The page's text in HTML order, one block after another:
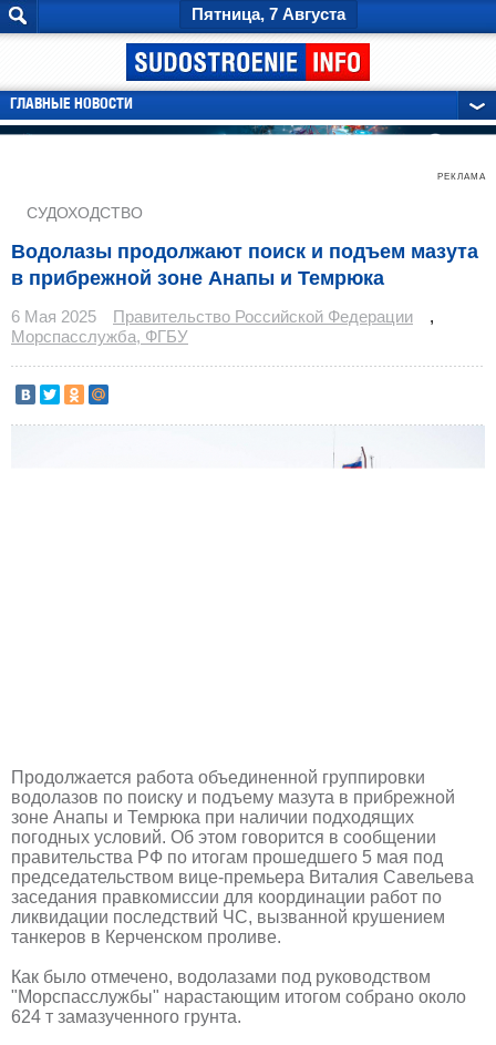
Пятница, 7 Августа
ГЛАВНЫЕ НОВОСТИ
РЕКЛАМА
СУДОХОДСТВО
Водолазы продолжают поиск и подъем мазута
в прибрежной зоне Анапы и Темрюка
6 Мая 2025 Правительство Российской Федерации
,
Морспасслужба, ФГБУ
Продолжается работа объединенной группировки
водолазов по поиску и подъему мазута в прибрежной
зоне Анапы и Темрюка при наличии подходящих
погодных условий. Об этом говорится в сообщении
правительства РФ по итогам прошедшего 5 мая под
председательством вице-премьера Виталия Савельева
заседания правкомиссии для координации работ по
ликвидации последствий ЧС, вызванной крушением
танкеров в Керченском проливе.
Как было отмечено, водолазами под руководством
"Морспасслужбы" нарастающим итогом собрано около
624 т замазученного грунта.